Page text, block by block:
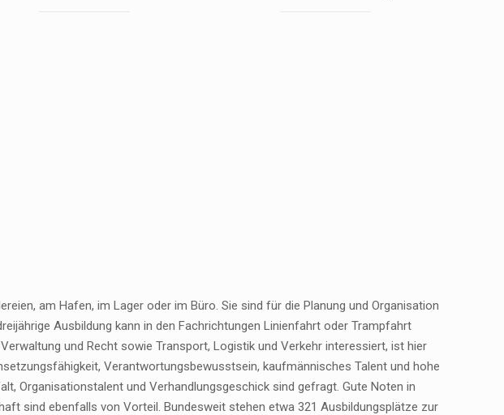
am Hafen, im Lager oder im Büro. Sie sind für die Planung und Organisation
Ausbildung kann in den Fachrichtungen Linienfahrt oder Trampfahrt
und Recht sowie Transport, Logistik und Verkehr interessiert, ist hier
Verantwortungsbewusstsein, kaufmännisches Talent und hohe
Organisationstalent und Verhandlungsgeschick sind gefragt. Gute Noten in
sind ebenfalls von Vorteil. Bundesweit stehen etwa 321 Ausbildungsplätze zur